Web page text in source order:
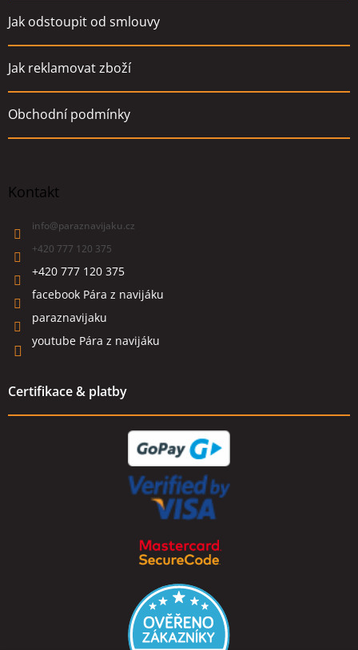
Jak odstoupit od smlouvy
Jak reklamovat zboží
Obchodní podmínky
Kontakt
info@paraznavijaku.cz
+420 777 120 375
+420 777 120 375
facebook Pára z navijáku
paraznavijaku
youtube Pára z navijáku
Certifikace & platby